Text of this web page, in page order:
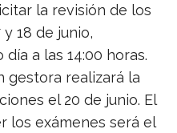
la revisión de los
y 18 de junio,
a las 14:00 horas.
gestora realizará la
el 20 de junio. El
los exámenes será el